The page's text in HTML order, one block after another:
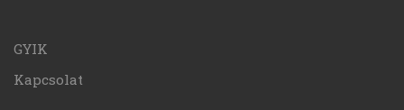
GYIK
Kapcsolat